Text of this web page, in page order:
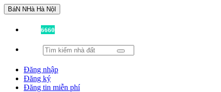
BáN NHà Hà NộI
6660
Đăng nhập
Đăng ký
Đăng tin miễn phí